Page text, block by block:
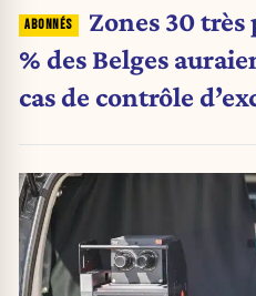
Zones 30 très
% des Belges
cas de contrôle